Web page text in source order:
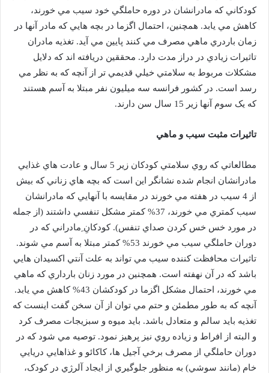
کودکاني که مادرانشان در دوره حاملگي خود سيب مي خورند،
کاهش مي يابد. همچنين، احتمال اگزما در بچه هايي که مادر آنها در
زمان باردري ماهي مصرف مي کنند پايين مي آيد. تغذيه مادران
تاثيرات زيادي در دراز مدت دارد. محققين دريافته اند که دلايل
مشکلات مربوط به سلامتي خيلي قديمي تر از آنچه که به نظر مي
رسد است. در کشور فرانسه سه ميليون نفر مبتلا به آسم هستند
که يک سوم آنها زير 15 سال سن دارند.
تاثيرات مثبت سيب و ماهي
مطالعاتي که روي سلامتي کودکان زير 5 سال و عادت هاي غذايي
مادرانشان انجام شده نشانگر اين است که بچه هاي زناني که بيش
از 4 سيب در هفته مي خورند در مقايسه با آنهايي که مادرانشان
سيب کمتري مي خورند، 37% کمتر مشکل تنفسي داشتند (از جمله
در مورد خس خس کردن صداي تنفس). کودکانِ ِمادراني که در
دوران حاملگي سيب مي خورند 53% کمتر مبتلا به آسم مي شوند.
تاثيرات محافظت کننده سيب مي تواند به علت آنتي اکسيدان هايي
باشد که در آن نهفته است. همچنين در مورد زنان بارداري که ماهي
مي خورند، احتمال مشکل اگزما در کودکشان 43% کاهش مي يابد.
آنچه که به طور مطمئن و حتم مي توان از آن سخن گفت اينست که
تغذيه بايد سالم و متعادل باشد. بايد ميوه و سبزيجات مصرف کرد
و البته از افراط و زياده روي نيز پرهيز نمود. توصيه مي شود که در
دوران حاملگي از مصرف برخي آجيل ها، کاکائو و غذاهايي دريايي
خام (مانند سوشي) به منظور جلوگيري از ايجاد آلرژي در کودک،